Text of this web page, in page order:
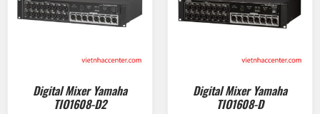
Digital Mixer Yamaha
TIO1608-D2
Digital Mixer Yamaha
TIO1608-D